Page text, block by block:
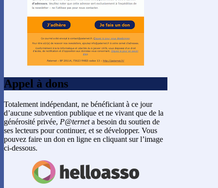
Appel à dons
Totalement indépendant, ne bénéficiant à ce jour
d’aucune subvention publique et ne vivant que de la
générosité privée, P@terneta besoin du soutien de
ses lecteurs pour continuer, et se développer. Vous
pouvez faire un don en ligne en cliquant sur l’image
ci-dessous.